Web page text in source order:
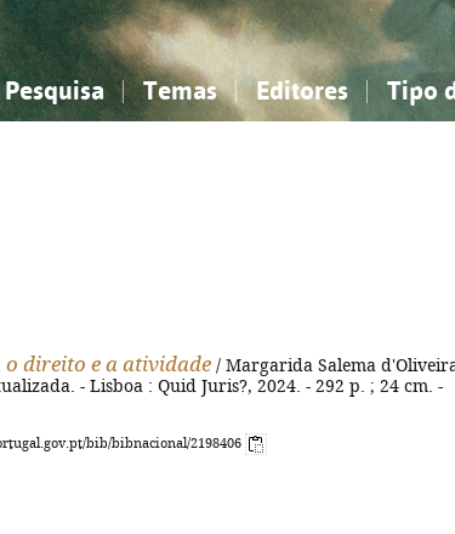
Pesquisa Temas Editores Tipo
direito e a atividade / Margarida Salema
- Lisboa : Quid Juris?, 2024. - 292 p. ; 24 cm. -
bib/bibnacional/2198406